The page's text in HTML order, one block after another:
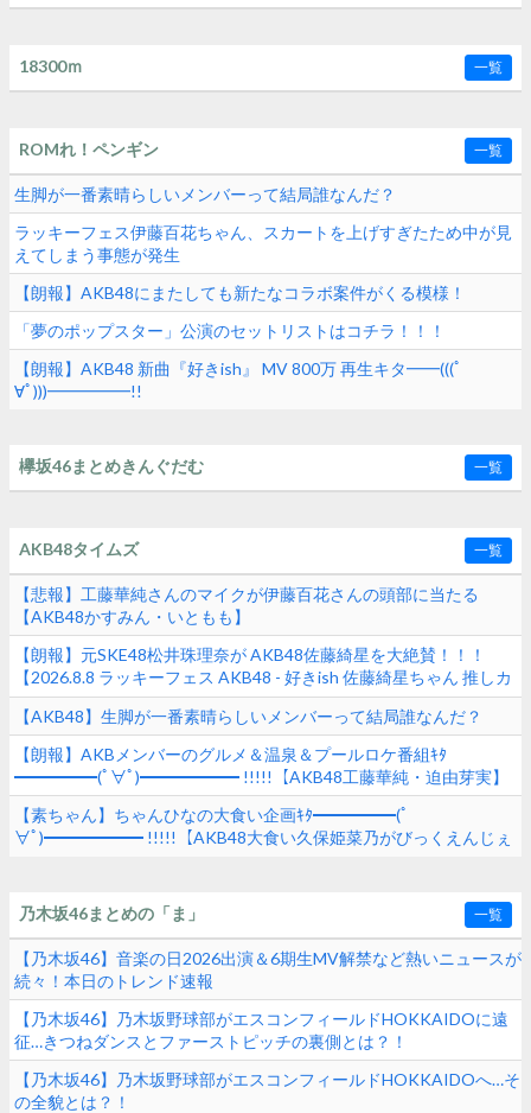
18300ｍ 一覧
ROMれ！ペンギン 一覧
生脚が一番素晴らしいメンバーって結局誰なんだ？
ラッキーフェス伊藤百花ちゃん、スカートを上げすぎたため中が見
えてしまう事態が発生
【朗報】AKB48にまたしても新たなコラボ案件がくる模様！
「夢のポップスター」公演のセットリストはコチラ！！！
【朗報】AKB48 新曲『好きish』 MV 800万 再生キタ━━(((ﾟ
∀ﾟ)))━━━━━!!
欅坂46まとめきんぐだむ 一覧
AKB48タイムズ 一覧
【悲報】工藤華純さんのマイクが伊藤百花さんの頭部に当たる
【AKB48かすみん・いともも】
【朗報】元SKE48松井珠理奈が AKB48佐藤綺星を大絶賛！！！
【2026.8.8 ラッキーフェス AKB48 - 好きish 佐藤綺星ちゃん 推しカ
メラ】
【AKB48】生脚が一番素晴らしいメンバーって結局誰なんだ？
【朗報】AKBメンバーのグルメ＆温泉＆プールロケ番組ｷﾀ
━━━━━(ﾟ∀ﾟ)━━━━━━ !!!!!【AKB48工藤華純・迫由芽実】
【素ちゃん】ちゃんひなの大食い企画ｷﾀ━━━━━(ﾟ
∀ﾟ)━━━━━━ !!!!!【AKB48大食い久保姫菜乃がびっくえんじぇ
乃木坂46まとめの「ま」 一覧
【乃木坂46】音楽の日2026出演＆6期生MV解禁など熱いニュースが
続々！本日のトレンド速報
【乃木坂46】乃木坂野球部がエスコンフィールドHOKKAIDOに遠
征…きつねダンスとファーストピッチの裏側とは？！
【乃木坂46】乃木坂野球部がエスコンフィールドHOKKAIDOへ…そ
の全貌とは？！